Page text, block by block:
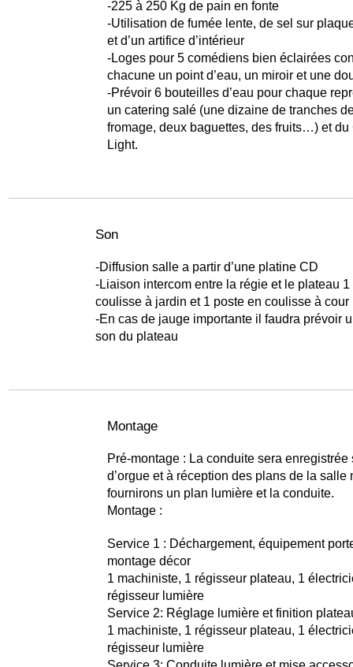
-225 à 250 Kg de pain en fonte
-Utilisation de fumée lente, de sel sur
et d’un artifice d’intérieur
-Loges pour 5 comédiens bien éclairées
chacune un point d’eau, un miroir et une
-Prévoir 6 bouteilles d’eau pour chaque
un catering salé (une dizaine de tranches
fromage, deux baguettes, des fruits…) et du
Light.
Son
-Diffusion salle a partir d’une platine CD
-Liaison intercom entre la régie et le plateau 1
coulisse à jardin et 1 poste en coulisse à cour
-En cas de jauge importante il faudra prévoir
son du plateau
Montage
Pré-montage : La conduite sera enregistrée
d’orgue et à réception des plans de la salle
fournirons un plan lumière et la conduite.
Montage :
Service 1 : Déchargement, équipement
montage décor
1 machiniste, 1 régisseur plateau, 1
régisseur lumière
Service 2: Réglage lumière et finition
1 machiniste, 1 régisseur plateau, 1
régisseur lumière